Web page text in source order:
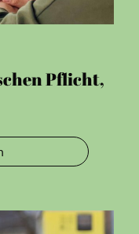
Pflicht,